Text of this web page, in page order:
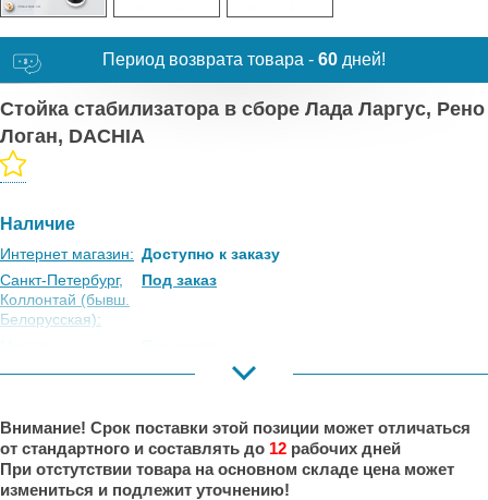
Период возврата товара - 60 дней!
Стойка стабилизатора в сборе Лада Ларгус, Рено
Логан, DACHIA
Наличие
Интернет магазин: Доступно к заказу
Санкт-Петербург,
Коллонтай (бывш.
Белорусская):
Под заказ
Порт:
Великий Новгород: Под заказ
Краснодар:
Под заказ
Внимание! Срок поставки этой позиции может отличаться
от стандартного и составлять до 12 рабочих дней
При отстутствии товара на основном складе цена может
измениться и подлежит уточнению!